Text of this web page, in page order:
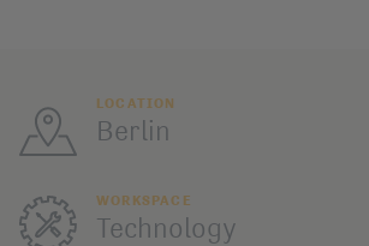
LOCATION
Berlin
WORKSPACE
Technology